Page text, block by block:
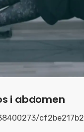
i abdomen
cf2be217b2